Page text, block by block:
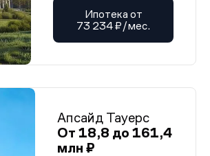
Ипотека от
73 234 ₽/мес.
Апсайд Тауерс
От 18,8 до 161,4
млн ₽